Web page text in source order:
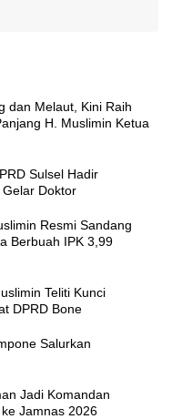
dan Melaut, Kini Raih
H. Muslimin Ketua
Sulsel Hadir
Doktor
Resmi Sandang
Berbuah IPK 3,99
Teliti Kunci
DPRD Bone
Salurkan
Jadi Komandan
Jamnas 2026